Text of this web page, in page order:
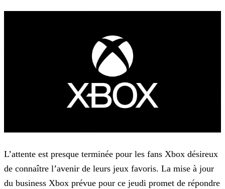
L’attente est presque terminée pour les fans Xbox désireux
de connaître l’avenir de leurs jeux favoris. La mise à jour
du business Xbox prévue pour ce jeudi promet de répondre